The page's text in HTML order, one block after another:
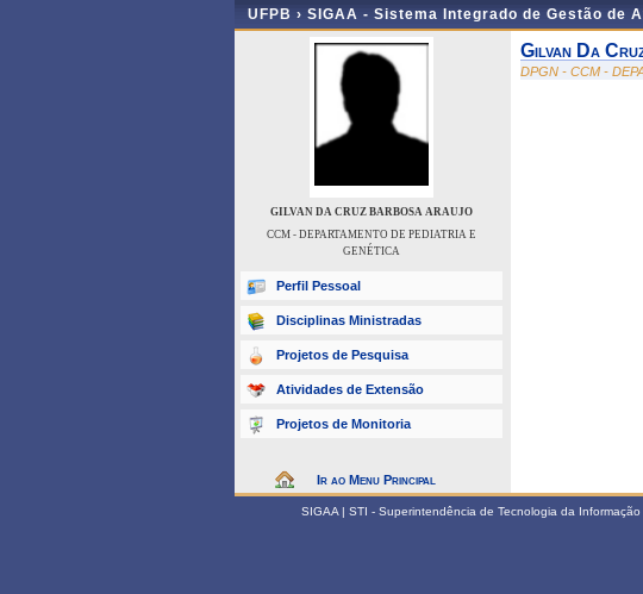
UFPB › SIGAA - Sistema Integrado de Gestão de
GILVAN DA CRUZ BARBOSA ARAUJO
CCM - DEPARTAMENTO DE PEDIATRIA E
GENÉTICA
Perfil Pessoal
Disciplinas Ministradas
Projetos de Pesquisa
Atividades de Extensão
Projetos de Monitoria
Ir ao Menu Principal
Gilvan Da
DPGN - CCM -
SIGAA | STI - Superintendência de Tecnologia da